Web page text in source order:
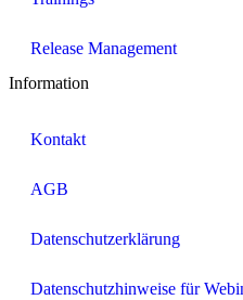
Release Management
Information
Kontakt
AGB
Datenschutzerklärung
Datenschutzhinweise für